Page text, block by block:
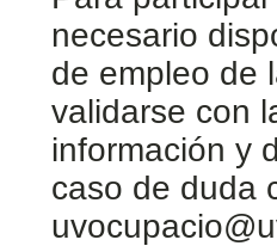
necesario
de empleo de
validarse con
información y
caso de duda